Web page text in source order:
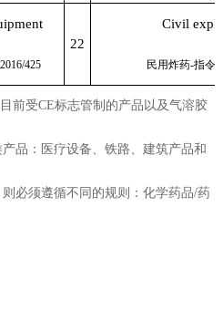
2016/425
22
Civil
民用炸药-指令
前受CE标志管制的产品以及气溶胶
品：医疗设备、铁路、建筑产品和
必须遵循不同的规则：化学药品/药